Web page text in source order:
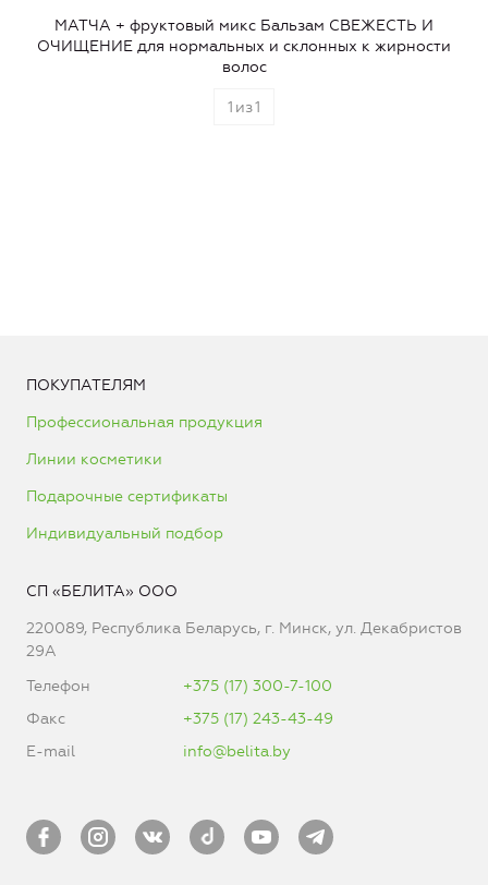
МАТЧА + фруктовый микс Бальзам СВЕЖЕСТЬ И
ОЧИЩЕНИЕ для нормальных и склонных к жирности
волос
1 из1
ПОКУПАТЕЛЯМ
Профессиональная продукция
Линии косметики
Подарочные сертификаты
Индивидуальный подбор
СП «БЕЛИТА» ООО
220089, Республика Беларусь, г. Минск, ул. Декабристов
29А
Телефон
+375 (17) 300-7-100
Факс
+375 (17) 243-43-49
E-mail
info@belita.by